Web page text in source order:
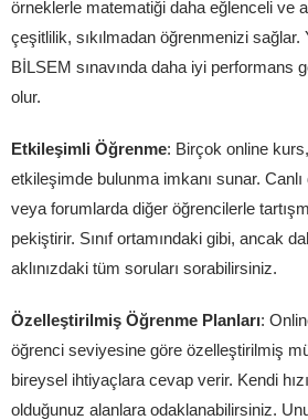
örneklerle matematiği daha eğlenceli ve
çeşitlilik, sıkılmadan öğrenmenizi sağlar.
BİLSEM sınavında daha iyi performans
olur.
Etkileşimli Öğrenme: Birçok online
etkileşimde bulunma imkanı sunar.
veya forumlarda diğer öğrencilerle
pekiştirir. Sınıf ortamındaki gibi, ancak
aklınızdaki tüm soruları sorabilirsiniz.
Özelleştirilmiş Öğrenme Planları:
öğrenci seviyesine göre özelleştirilmiş
bireysel ihtiyaçlara cevap verir. Kendi
olduğunuz alanlara odaklanabilirsiniz.